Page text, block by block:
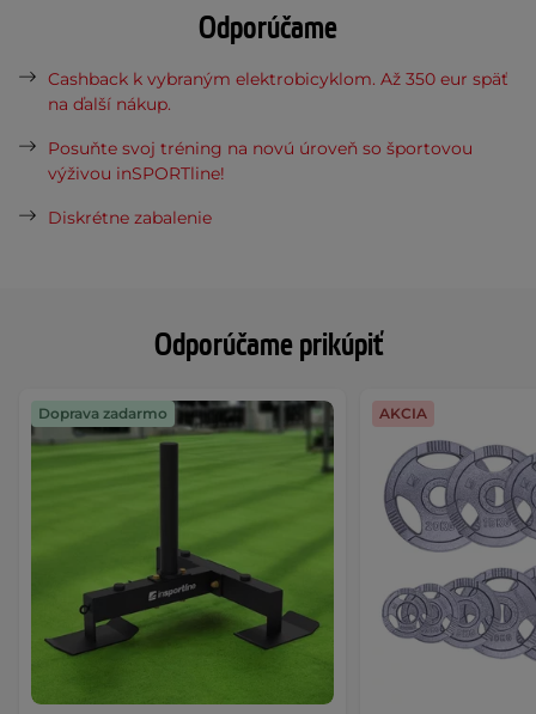
Odporúčame prikúpiť
Doprava zadarmo AKCIA
Odporúčame
Cashback k vybraným elektrobicyklom. Až 350 eur späť
na ďalší nákup.
Posuňte svoj tréning na novú úroveň so športovou
výživou inSPORTline!
Diskrétne zabalenie